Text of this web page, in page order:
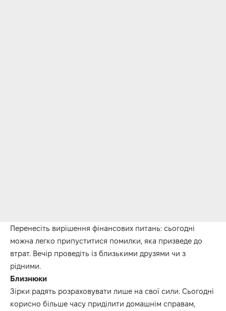
Перенесіть вирішення фінансових питань: сьогодні
можна легко припуститися помилки, яка призведе до
втрат. Вечір проведіть із близькими друзями чи з
рідними.
Близнюки
Зірки радять розраховувати лише на свої сили. Сьогодні
корисно більше часу приділити домашнім справам,